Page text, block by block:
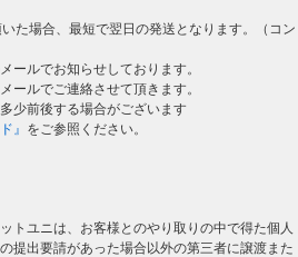
た場合、最短で翌日の発送となります。（コン
ールでお知らせしております。
ールでご連絡させて頂きます。
少前後する場合がございます
』 をご参照ください。
トユニは、お客様とのやり取りの中で得た個人
提出要請があった場合以外の第三者に譲渡また